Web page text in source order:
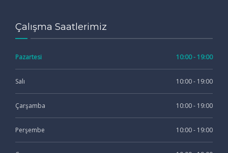
Çalışma Saatlerimiz
Pazartesi 10:00 - 19:00
Salı 10:00 - 19:00
Çarşamba 10:00 - 19:00
Perşembe 10:00 - 19:00